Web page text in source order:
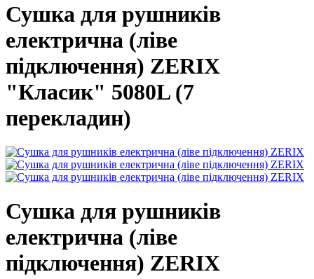
Сушка для рушників
електрична (ліве
підключення) ZERIX
"Класик" 5080L (7
перекладин)
Сушка для рушників
електрична (ліве
підключення) ZERIX